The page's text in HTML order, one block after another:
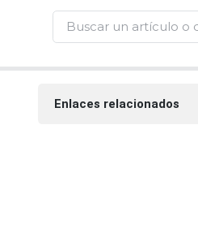
Enlaces relacionados